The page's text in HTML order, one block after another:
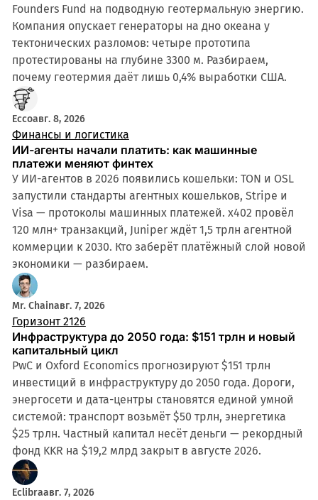
Founders Fund на подводную геотермальную энергию.
Компания опускает генераторы на дно океана у
тектонических разломов: четыре прототипа
протестированы на глубине 3300 м. Разбираем,
почему геотермия даёт лишь 0,4% выработки США.
Eccoавг. 8, 2026
Финансы и логистика
ИИ-агенты начали платить: как машинные
платежи меняют финтех
У ИИ-агентов в 2026 появились кошельки: TON и OSL
запустили стандарты агентных кошельков, Stripe и
Visa — протоколы машинных платежей. x402 провёл
120 млн+ транзакций, Juniper ждёт 1,5 трлн агентной
коммерции к 2030. Кто заберёт платёжный слой новой
экономики — разбираем.
Mr. Chainавг. 7, 2026
Горизонт 2126
Инфраструктура до 2050 года: $151 трлн и новый
капитальный цикл
PwC и Oxford Economics прогнозируют $151 трлн
инвестиций в инфраструктуру до 2050 года. Дороги,
энергосети и дата-центры становятся единой умной
системой: транспорт возьмёт $50 трлн, энергетика
$25 трлн. Частный капитал несёт деньги — рекордный
фонд KKR на $19,2 млрд закрыт в августе 2026.
Eclibraавг. 7, 2026